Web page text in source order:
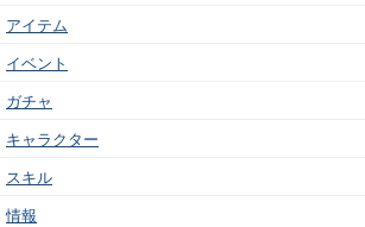
アイテム
イベント
ガチャ
キャラクター
スキル
情報